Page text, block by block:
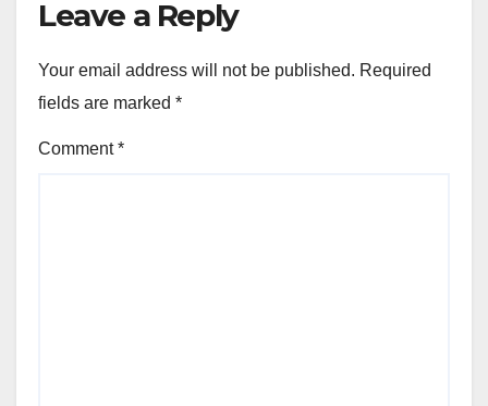
Leave a Reply
Your email address will not be published. Required
fields are marked *
Comment*